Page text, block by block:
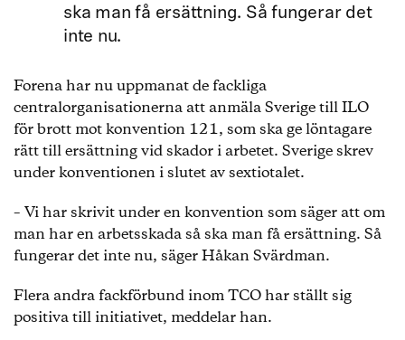
ska man få ersättning. Så fungerar det
inte nu.
Forena har nu uppmanat de fackliga
centralorganisationerna att anmäla Sverige till ILO
för brott mot konvention 121, som ska ge löntagare
rätt till ersättning vid skador i arbetet. Sverige skrev
under konventionen i slutet av sextiotalet.
– Vi har skrivit under en konvention som säger att om
man har en arbetsskada så ska man få ersättning. Så
fungerar det inte nu, säger Håkan Svärdman.
Flera andra fackförbund inom TCO har ställt sig
positiva till initiativet, meddelar han.